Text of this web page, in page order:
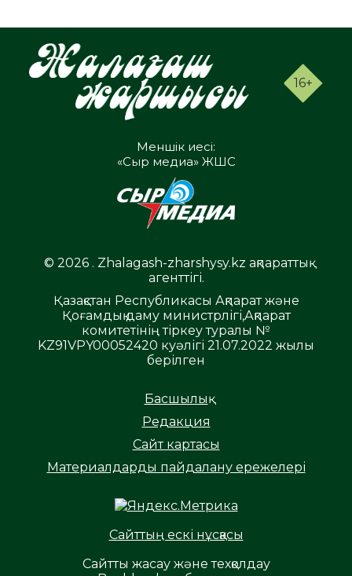
16+
Меншік иесі:
«Сыр медиа» ЖШС
© 2026 . Zhalagash-zharshysy.kz ақпараттық
агенттігі.
Қазақстан Республикасы Ақпарат және
Қоғамдық даму министрлігі,Ақпарат
комитетінің тіркеу туралы №
KZ91VPY00052420 куәлігі 21.07.2022 жылы
берілген
Басшылық
Редакция
Сайт картасы
Материалдарды пайдалану ережелері
Сайттың ескі нұсқасы
Сайтты жасау және техқолдау